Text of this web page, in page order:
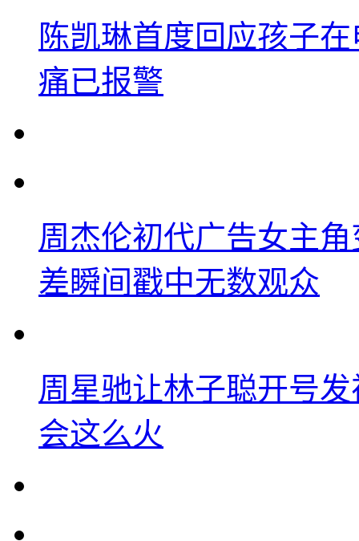
陈凯琳首度回应孩子
痛已报警
周杰伦初代广告女主
差瞬间戳中无数观众
周星驰让林子聪开号
会这么火